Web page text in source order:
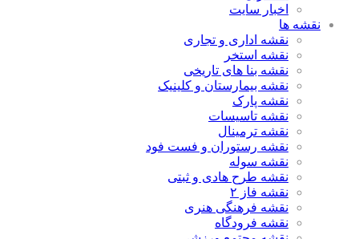
اخبار سایت
نقشه ها
نقشه اداری و تجاری
نقشه استخر
نقشه بنا های تاریخی
نقشه بیمارستان و کلینیک
نقشه پارک
نقشه تاسیسات
نقشه ترمینال
نقشه رستوران و فست فود
نقشه سوله
نقشه طرح هادی و ثبتی
نقشه فاز ۲
نقشه فرهنگی هنری
نقشه فرودگاه